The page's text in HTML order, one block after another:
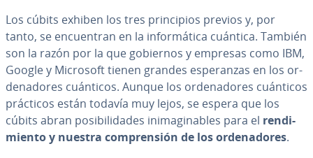
Los cúbits exhiben los tres pri­n­ci­pios previos y, por
tanto, se en­cue­n­tran en la in­fo­r­má­ti­ca cuántica. También
son la razón por la que gobiernos y empresas como IBM,
Google y Microsoft tienen grandes es­pe­ra­n­zas en los or­
de­na­do­res cuánticos. Aunque los or­de­na­do­res cuánticos
prácticos están todavía muy lejos, se espera que los
cúbits abran po­si­bi­li­da­des ini­ma­gi­na­bles para el re­n­di­
mie­n­to y nuestra co­m­pre­n­sión de los or­de­na­do­res.